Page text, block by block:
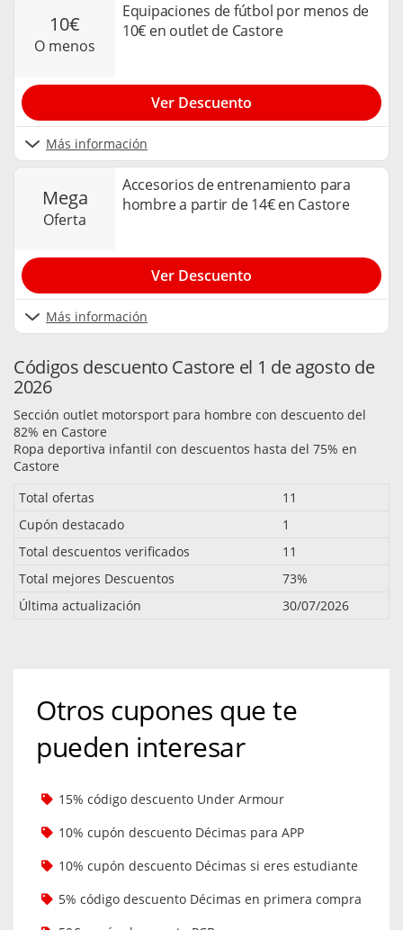
10€
o menos
Equipaciones de fútbol por menos de
10€ en outlet de Castore
Más información
Ver Descuento
mega
oferta
Accesorios de entrenamiento para
hombre a partir de 14€ en Castore
Más información
Ver Descuento
Códigos descuento Castore el 1 de agosto de
2026
Sección outlet motorsport para hombre con descuento del
82% en Castore
Ropa deportiva infantil con descuentos hasta del 75% en
Castore
Total ofertas
11
Cupón destacado
1
Total descuentos verificados
11
Total mejores Descuentos
73%
Última actualización
30/07/2026
Otros cupones que te
pueden interesar
15% código descuento Under Armour
10% cupón descuento Décimas para APP
10% cupón descuento Décimas si eres estudiante
5% código descuento Décimas en primera compra